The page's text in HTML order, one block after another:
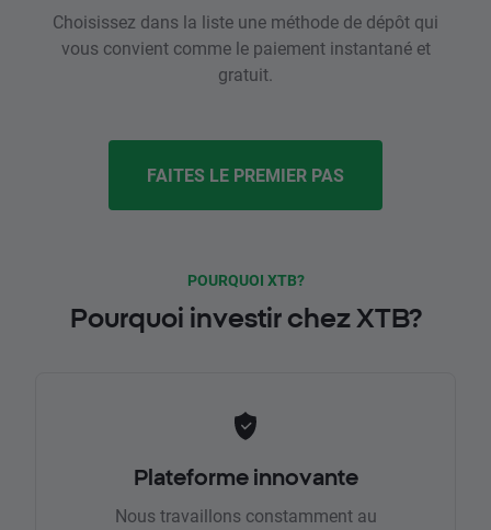
Choisissez dans la liste une méthode de dépôt qui
vous convient comme le paiement instantané et
gratuit.
FAITES LE PREMIER PAS
POURQUOI XTB?
Pourquoi investir chez XTB?
Plateforme innovante
Nous travaillons constamment au